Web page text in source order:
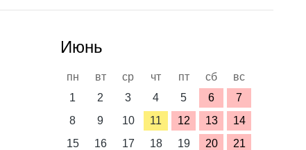
Июнь
пн вт ср чт пт сб
вс
1
2 3 4 5 6
7
8
9 10 11 12 13
14
15
16 17 18 19 20
21